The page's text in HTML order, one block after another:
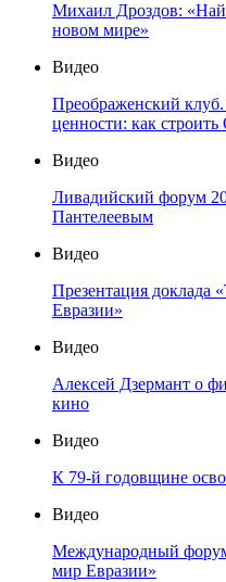
Михаил Дроздов:
новом мире»
Видео
Преображенский
ценности: как
Видео
Ливадийский форум
Пантелеевым
Видео
Презентация доклада
Евразии»
Видео
Алексей Дзермант о
кино
Видео
К 79-й годовщине
Видео
Международный
мир Евразии»